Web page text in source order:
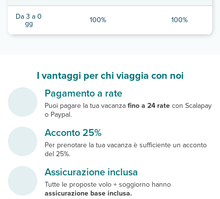
Da 3 a 0
gg 100% 100%
I vantaggi per chi viaggia con noi
Pagamento a rate
Puoi pagare la tua vacanzafino a 24 ratecon Scalapay
o Paypal.
Acconto 25%
Per prenotare la tua vacanza è sufficiente un acconto
del 25%.
Assicurazione inclusa
Tutte le proposte volo + soggiorno hanno
assicurazione base inclusa.